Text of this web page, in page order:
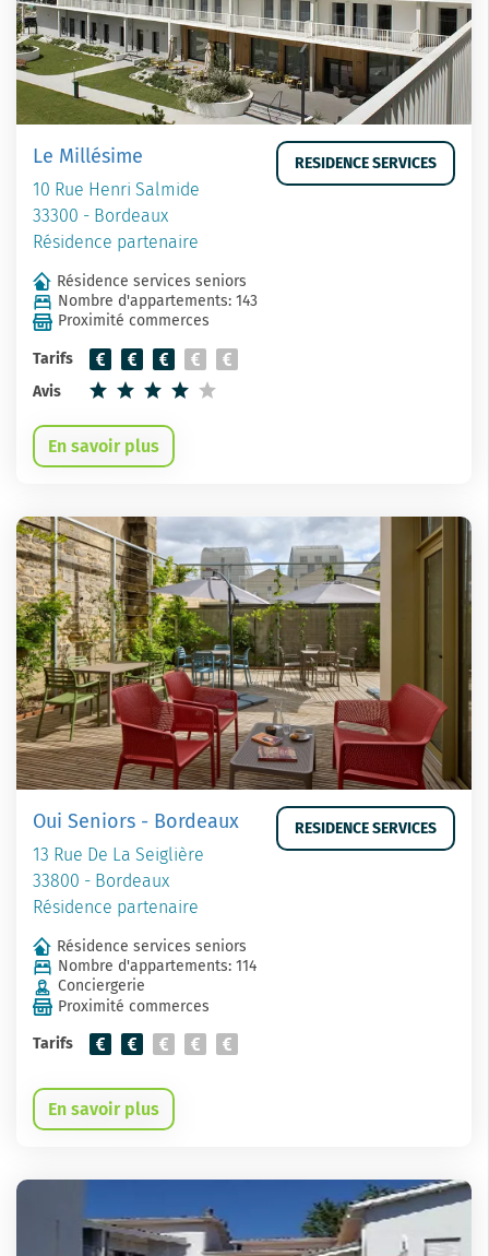
Le Millésime
10 Rue Henri Salmide
33300 - Bordeaux
Résidence partenaire
RESIDENCE SERVICES
Résidence services seniors
Nombre d'appartements: 143
Proximité commerces
Tarifs
Avis
En savoir plus
Oui Seniors - Bordeaux
13 Rue De La Seiglière
33800 - Bordeaux
Résidence partenaire
RESIDENCE SERVICES
Résidence services seniors
Nombre d'appartements: 114
Conciergerie
Proximité commerces
Tarifs
En savoir plus